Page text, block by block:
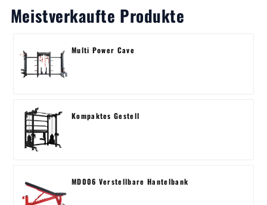
Meistverkaufte Produkte
Multi Power Cave
Kompaktes Gestell
MD006 Verstellbare Hantelbank